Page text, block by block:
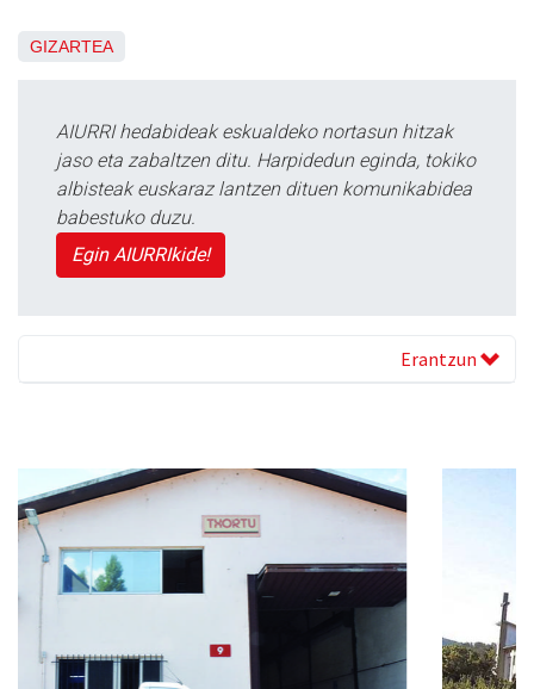
GIZARTEA
AIURRI hedabideak eskualdeko nortasun hitzak
jaso eta zabaltzen ditu. Harpidedun eginda, tokiko
albisteak euskaraz lantzen dituen komunikabidea
babestuko duzu.
Egin AIURRIkide!
Erantzun